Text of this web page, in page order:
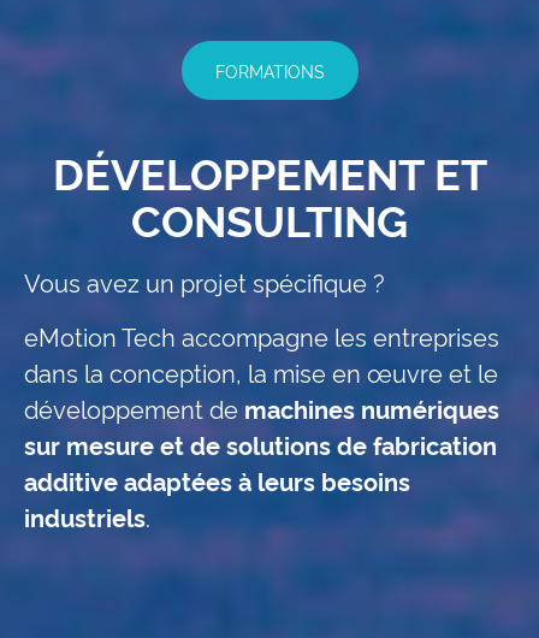
FORMATIONS
DÉVELOPPEMENT ET
CONSULTING
Vous avez un projet spécifique ?
eMotion Tech accompagne les entreprises
dans la conception, la mise en œuvre et le
développement de machines numériques
sur mesure et de solutions de fabrication
additive adaptées à leurs besoins
industriels.